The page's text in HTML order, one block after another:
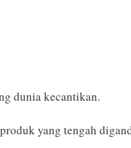
dunia kecantikan.
yang tengah